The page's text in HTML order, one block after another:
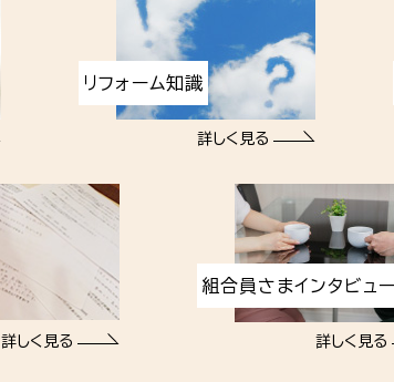
リフォーム知識
詳しく見る
詳しく見る
組合員さまインタビュー
詳しく見る